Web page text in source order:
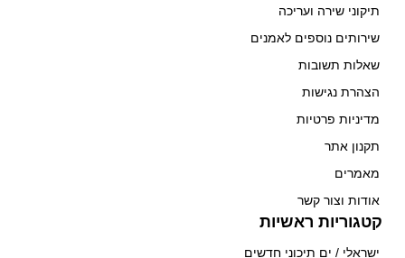
תיקוני שירה ועריכה
שירותים נוספים לאמנים
שאלות תשובות
הצהרת נגישות
מדיניות פרטיות
תקנון אתר
מאמרים
אודות וצור קשר
קטגוריות ראשיות
ישראלי / ים תיכוני חדשים